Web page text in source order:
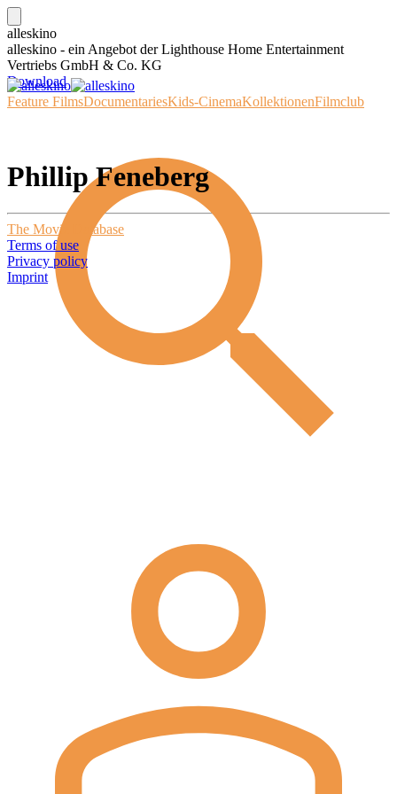
alleskino
alleskino - ein Angebot der Lighthouse Home Entertainment
Vertriebs GmbH & Co. KG
Download
Feature FilmsDocumentariesKids-CinemaKollektionenFilmclub
Phillip Feneberg
The Movie Database
Terms of use
Privacy policy
Imprint